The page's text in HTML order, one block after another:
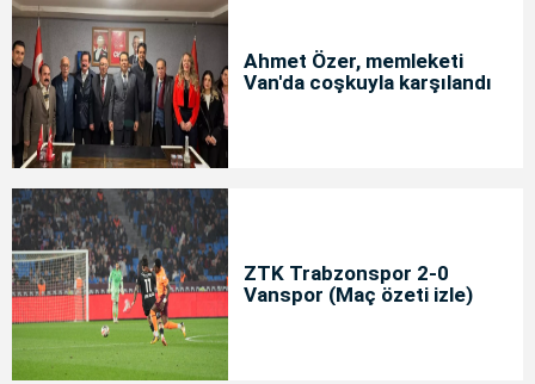
Ahmet Özer, memleketi
Van'da coşkuyla karşılandı
ZTK Trabzonspor 2-0
Vanspor (Maç özeti izle)